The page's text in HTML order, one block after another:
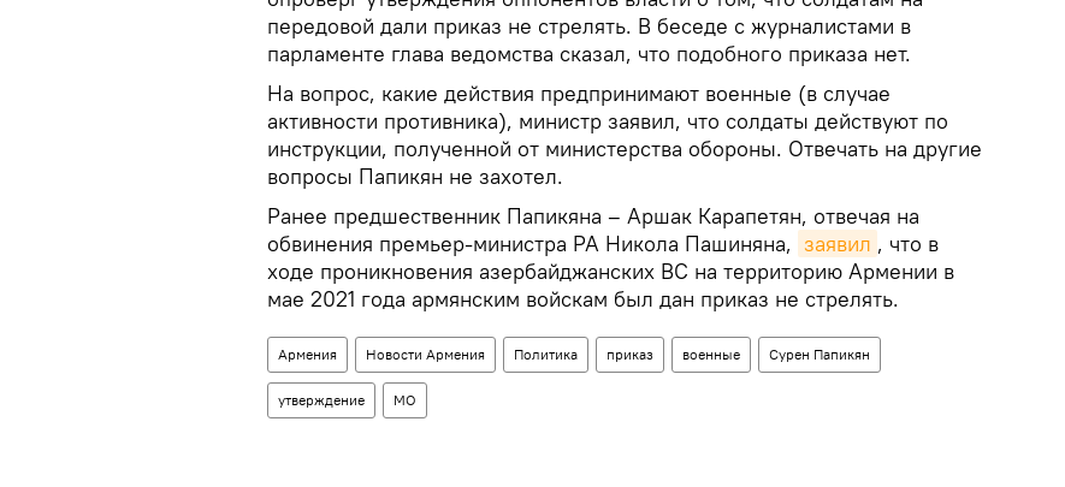
передовой дали приказ не стрелять. В беседе с журналистами в
парламенте глава ведомства сказал, что подобного приказа нет.
На вопрос, какие действия предпринимают военные (в случае
активности противника), министр заявил, что солдаты действуют по
инструкции, полученной от министерства обороны. Отвечать на другие
вопросы Папикян не захотел.
Ранее предшественник Папикяна – Аршак Карапетян, отвечая на
обвинения премьер-министра РА Никола Пашиняна, заявил , что в
ходе проникновения азербайджанских ВС на территорию Армении в
мае 2021 года армянским войскам был дан приказ не стрелять.
Армения Новости Армения Политика приказ военные Сурен Папикян
утверждение МО